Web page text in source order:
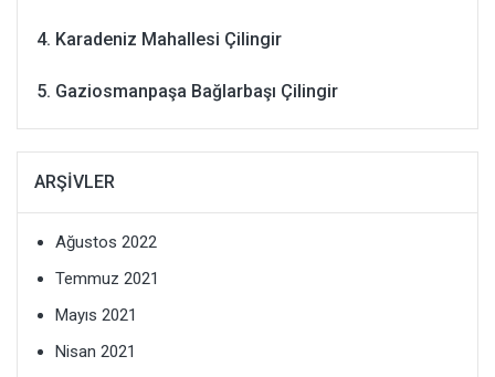
Karadeniz Mahallesi Çilingir
Gaziosmanpaşa Bağlarbaşı Çilingir
ARŞIVLER
Ağustos 2022
Temmuz 2021
Mayıs 2021
Nisan 2021